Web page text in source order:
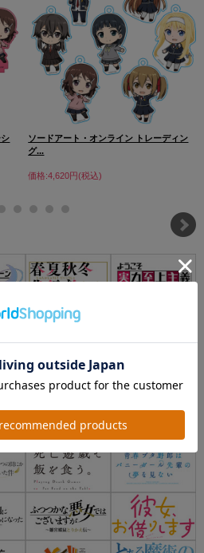
ソードアート・オンライン トレーディン
グ...
価格:4,620円(税込)